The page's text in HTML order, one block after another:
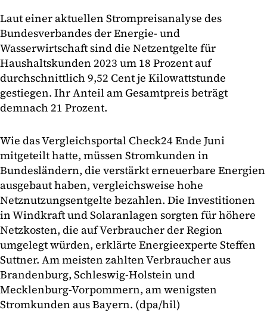
Laut einer aktuellen Strompreisanalyse des
Bundesverbandes der Energie- und
Wasserwirtschaft sind die Netzentgelte für
Haushaltskunden 2023 um 18 Prozent auf
durchschnittlich 9,52 Cent je Kilowattstunde
gestiegen. Ihr Anteil am Gesamtpreis beträgt
demnach 21 Prozent.
Wie das Vergleichsportal Check24 Ende Juni
mitgeteilt hatte, müssen Stromkunden in
Bundesländern, die verstärkt erneuerbare Energien
ausgebaut haben, vergleichsweise hohe
Netznutzungsentgelte bezahlen. Die Investitionen
in Windkraft und Solaranlagen sorgten für höhere
Netzkosten, die auf Verbraucher der Region
umgelegt würden, erklärte Energieexperte Steffen
Suttner. Am meisten zahlten Verbraucher aus
Brandenburg, Schleswig-Holstein und
Mecklenburg-Vorpommern, am wenigsten
Stromkunden aus Bayern. (dpa/hil)